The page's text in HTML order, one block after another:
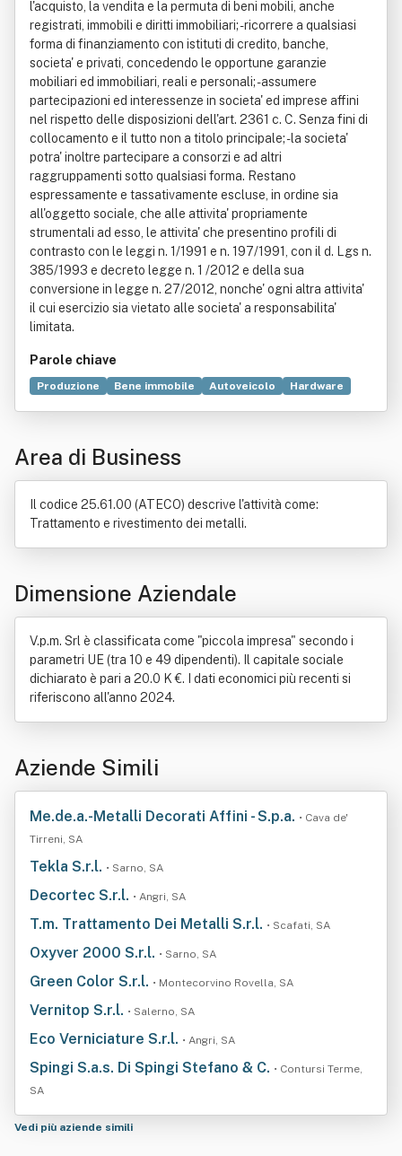
l'acquisto, la vendita e la permuta di beni mobili, anche
registrati, immobili e diritti immobiliari; - ricorrere a qualsiasi
forma di finanziamento con istituti di credito, banche,
societa' e privati, concedendo le opportune garanzie
mobiliari ed immobiliari, reali e personali; - assumere
partecipazioni ed interessenze in societa' ed imprese affini
nel rispetto delle disposizioni dell'art. 2361 c. C. Senza fini di
collocamento e il tutto non a titolo principale; - la societa'
potra' inoltre partecipare a consorzi e ad altri
raggruppamenti sotto qualsiasi forma. Restano
espressamente e tassativamente escluse, in ordine sia
all'oggetto sociale, che alle attivita' propriamente
strumentali ad esso, le attivita' che presentino profili di
contrasto con le leggi n. 1/1991 e n. 197/1991, con il d. Lgs n.
385/1993 e decreto legge n. 1 /2012 e della sua
conversione in legge n. 27/2012, nonche' ogni altra attivita'
il cui esercizio sia vietato alle societa' a responsabilita'
limitata.
Parole chiave
Produzione Bene immobile Autoveicolo
Hardware
Formazione
Industria
Area di Business
Il codice 25.61.00 (ATECO) descrive l'attività come:
Trattamento e rivestimento dei metalli.
Dimensione Aziendale
V.p.m. Srl è classificata come "piccola impresa" secondo i
parametri UE (tra 10 e 49 dipendenti). Il capitale sociale
dichiarato è pari a 20.0 K €. I dati economici più recenti si
riferiscono all'anno 2024.
Aziende Simili
Me.de.a.-Metalli Decorati Affini - S.p.a. • Cava de'
Tirreni, SA
Tekla S.r.l. • Sarno, SA
Decortec S.r.l. • Angri, SA
T.m. Trattamento Dei Metalli S.r.l. • Scafati, SA
Oxyver 2000 S.r.l. • Sarno, SA
Green Color S.r.l. • Montecorvino Rovella, SA
Vernitop S.r.l. • Salerno, SA
Eco Verniciature S.r.l. • Angri, SA
Spingi S.a.s. Di Spingi Stefano & C. • Contursi Terme,
SA
Vedi più aziende simili